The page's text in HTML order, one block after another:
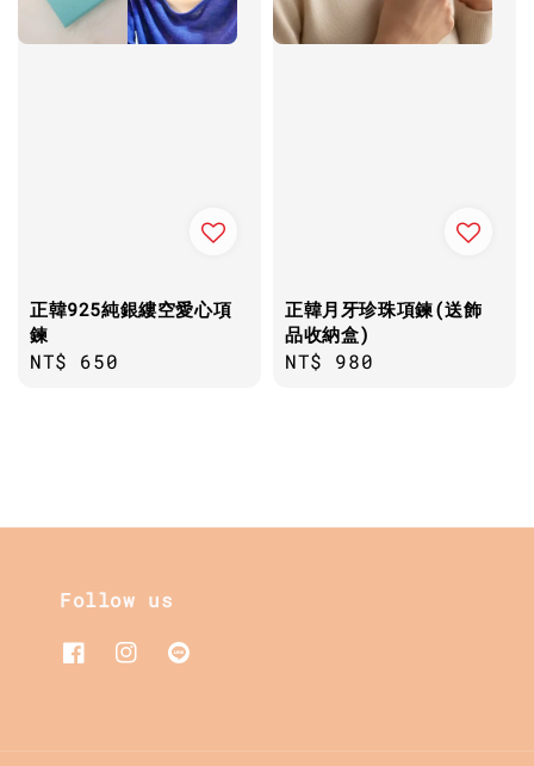
正韓925純銀縷空愛心項
鍊
Regular
NT$ 650
正韓月牙珍珠項鍊(送飾
品收納盒)
Regular
NT$ 980
Follow us